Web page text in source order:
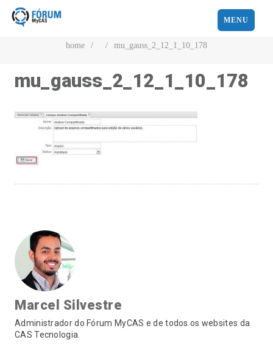
MENU
home / / mu_gauss_2_12_1_10_178
mu_gauss_2_12_1_10_178
Marcel Silvestre
Administrador do Fórum MyCAS e de todos os websites da
CAS Tecnologia.